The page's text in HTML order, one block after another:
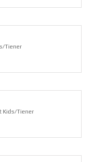
Waardering
Tiener
Waardering
Kids/Tiener
Waardering
uit 5